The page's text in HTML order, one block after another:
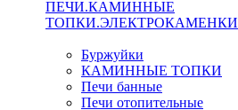
ПЕЧИ.КАМИННЫЕ
ТОПКИ.ЭЛЕКТРОКАМЕНКИ
Буржуйки
КАМИННЫЕ ТОПКИ
Печи банные
Печи отопительные